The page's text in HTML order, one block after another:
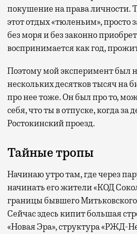
покушение на права личности.
этот отдых «тюленьим», просто
без моря и без законно
воспринимается как год,
Поэтому мой эксперимент был
нескольких десятков тысяч на
про нее тоже. Он был про то,
себя, что ты в отпуске, когда
Ростокинский проезд.
Тайные тропы
Начинаю утро там, где через
начинать его жители «КОД
границы бывшего Митьковского
Сейчас здесь кипит большая
«Новая Эра», структура «РЖД-